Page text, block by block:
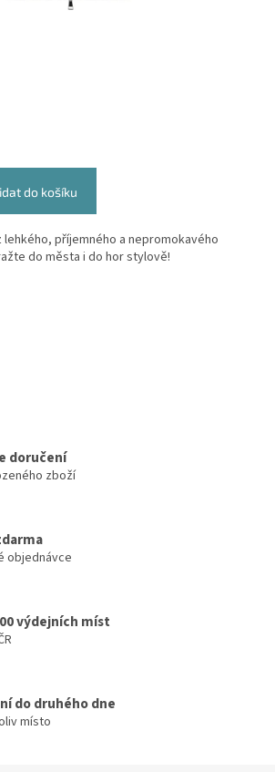
do košíku
příjemného a nepromokavého
do města i do hor stylově!
doručení
zboží
objednávce
výdejních míst
do druhého dne
místo